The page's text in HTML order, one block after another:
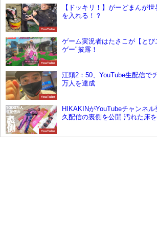
YouTube
【ドッキリ！】がーどまんが
を入れる！？
YouTube
ゲーム実況者はたさこが【と
ゲー"披露！
YouTube
江頭2：50、YouTube生配信で
万人を達成
YouTube
HIKAKINがYouTubeチャンネ
久配信の裏側を公開 汚れた床